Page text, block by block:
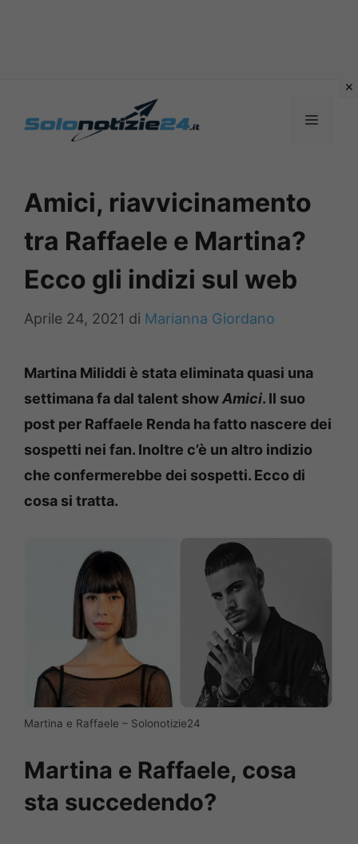
MENU
Amici, riavvicinamento
tra Raffaele e Martina?
Ecco gli indizi sul web
Aprile 24, 2021 di Marianna Giordano
Martina Miliddi è stata eliminata quasi una
settimana fa dal talent showAmici. Il suo
post per Raffaele Renda ha fatto nascere dei
sospetti nei fan. Inoltre c’è un altro indizio
che confermerebbe dei sospetti. Ecco di
cosa si tratta.
Martina e Raffaele – Solonotizie24
Martina e Raffaele, cosa
sta succedendo?